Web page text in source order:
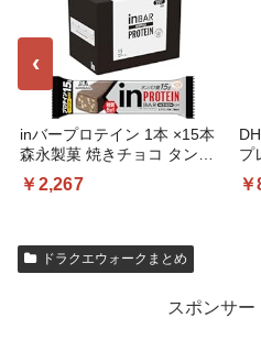
‹
inバープロテイン 1本 ×15本
森永製菓 焼きチョコ タンパ
ク質 糖質5g以下 ロカボ 国産
￥2,267
プ
ドラクエウォークまとめ
スポンサー